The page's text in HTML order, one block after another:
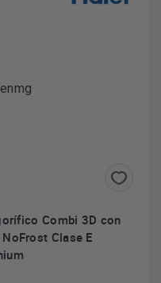
Combi 3D con
Clase E